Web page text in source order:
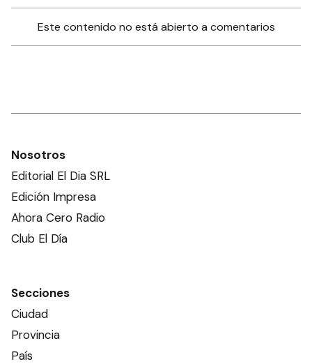
Este contenido no está abierto a comentarios
Nosotros
Editorial El Dia SRL
Edición Impresa
Ahora Cero Radio
Club El Día
Secciones
Ciudad
Provincia
País